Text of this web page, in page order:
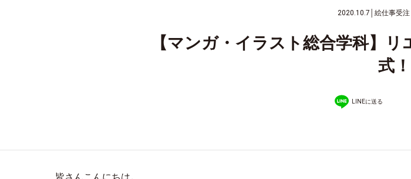
2020.10.7 絵仕事受
【マンガ・イラスト総合学科】
式！
LINEに送る
皆さんこんにちは。